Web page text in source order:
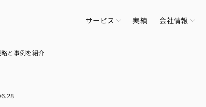
サービス 実績 会社情報
と事例を紹介